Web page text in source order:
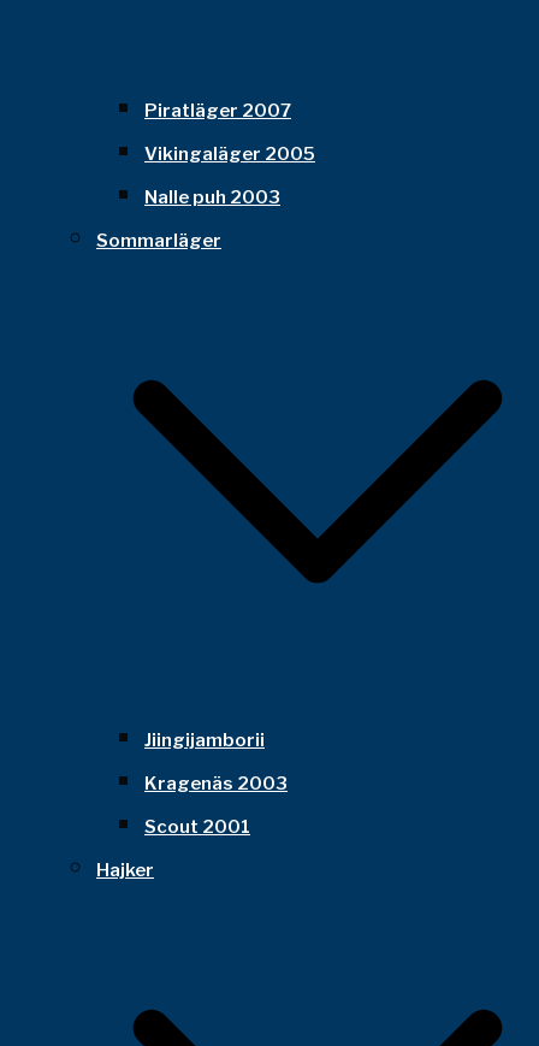
Piratläger 2007
Vikingaläger 2005
Nalle puh 2003
Sommarläger
Jiingijamborii
Kragenäs 2003
Scout 2001
Hajker